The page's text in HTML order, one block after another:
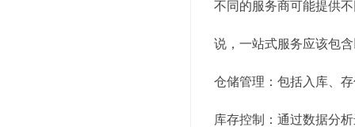
不同的服务商可能提供
说，一站式服务应该包
仓储管理：包括入库、
库存控制：通过数据分